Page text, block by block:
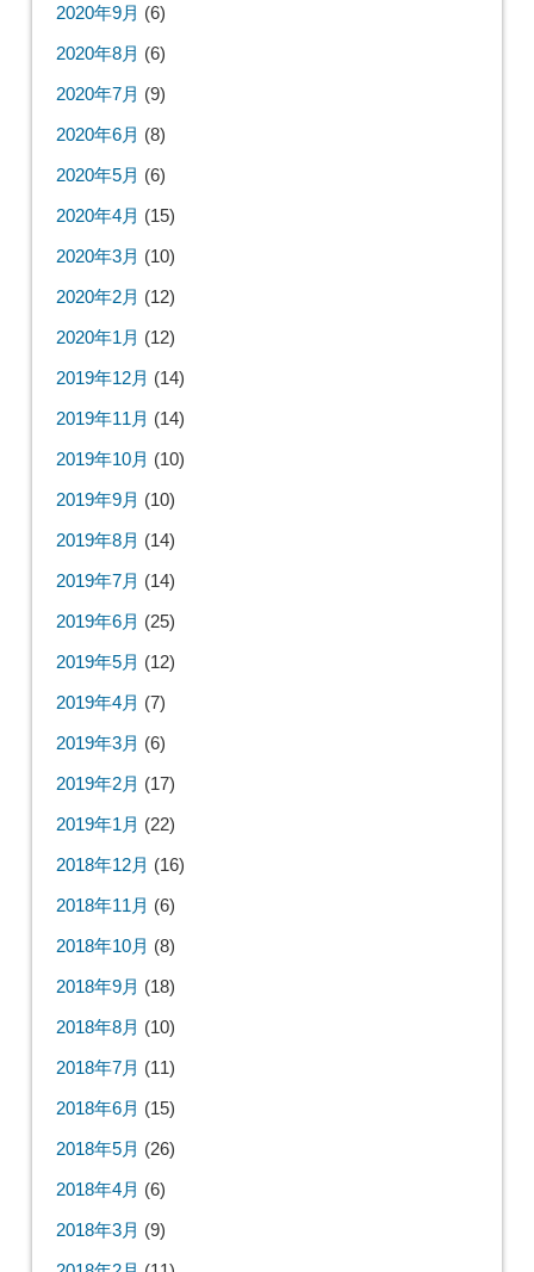
2020年9月 (6)
2020年8月 (6)
2020年7月 (9)
2020年6月 (8)
2020年5月 (6)
2020年4月 (15)
2020年3月 (10)
2020年2月 (12)
2020年1月 (12)
2019年12月 (14)
2019年11月 (14)
2019年10月 (10)
2019年9月 (10)
2019年8月 (14)
2019年7月 (14)
2019年6月 (25)
2019年5月 (12)
2019年4月 (7)
2019年3月 (6)
2019年2月 (17)
2019年1月 (22)
2018年12月 (16)
2018年11月 (6)
2018年10月 (8)
2018年9月 (18)
2018年8月 (10)
2018年7月 (11)
2018年6月 (15)
2018年5月 (26)
2018年4月 (6)
2018年3月 (9)